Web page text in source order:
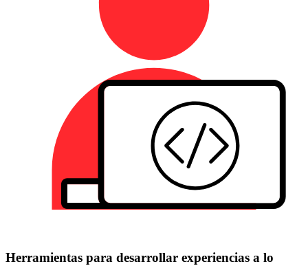
Herramientas para desarrollar experiencias a lo